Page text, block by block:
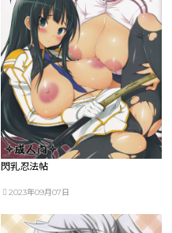
閃乳忍法帖
2023年09月07日